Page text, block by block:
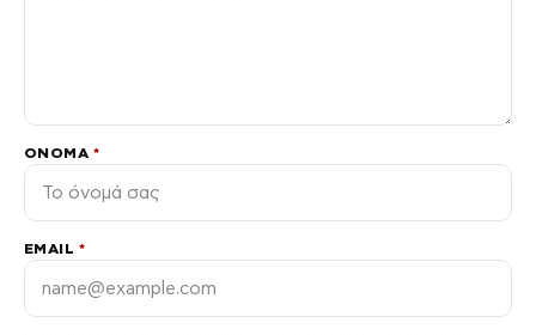
ΌΝΟΜΑ *
EMAIL *